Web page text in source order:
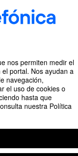
nos permiten medir el
portal. Nos ayudan a
navegación,
el uso de cookies o
hasta que
nuestra Política
Learning